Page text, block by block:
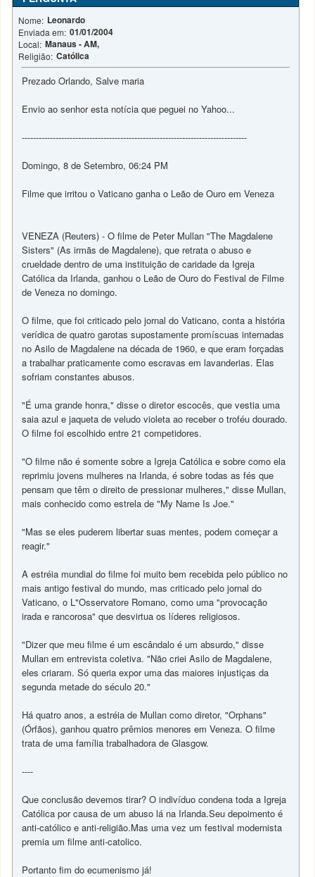
Nome: Leonardo
Enviada em: 01/01/2004
Local: Manaus - AM,
Religião: Católica
Prezado Orlando, Salve maria
Envio ao senhor esta notícia que peguei no Yahoo...
--------------------------------------------------------------------------------
Domingo, 8 de Setembro, 06:24 PM
Filme que irritou o Vaticano ganha o Leão de Ouro em Veneza
VENEZA (Reuters) - O filme de Peter Mullan "The Magdalene
Sisters" (As irmãs de Magdalene), que retrata o abuso e
crueldade dentro de uma instituição de caridade da Igreja
Católica da Irlanda, ganhou o Leão de Ouro do Festival de Filme
de Veneza no domingo.
O filme, que foi criticado pelo jornal do Vaticano, conta a história
verídica de quatro garotas supostamente promíscuas internadas
no Asilo de Magdalene na década de 1960, e que eram forçadas
a trabalhar praticamente como escravas em lavanderias. Elas
sofriam constantes abusos.
"É uma grande honra," disse o diretor escocês, que vestia uma
saia azul e jaqueta de veludo violeta ao receber o troféu dourado.
O filme foi escolhido entre 21 competidores.
"O filme não é somente sobre a Igreja Católica e sobre como ela
reprimiu jovens mulheres na Irlanda, é sobre todas as fés que
pensam que têm o direito de pressionar mulheres," disse Mullan,
mais conhecido como estrela de "My Name Is Joe."
"Mas se eles puderem libertar suas mentes, podem começar a
reagir."
A estréia mundial do filme foi muito bem recebida pelo público no
mais antigo festival do mundo, mas criticado pelo jornal do
Vaticano, o L"Osservatore Romano, como uma "provocação
irada e rancorosa" que desvirtua os líderes religiosos.
"Dizer que meu filme é um escândalo é um absurdo," disse
Mullan em entrevista coletiva. "Não criei Asilo de Magdalene,
eles criaram. Só queria expor uma das maiores injustiças da
segunda metade do século 20."
Há quatro anos, a estréia de Mullan como diretor, "Orphans"
(Órfãos), ganhou quatro prêmios menores em Veneza. O filme
trata de uma família trabalhadora de Glasgow.
----
Que conclusão devemos tirar? O indivíduo condena toda a Igreja
Católica por causa de um abuso lá na Irlanda.Seu depoimento é
anti-católico e anti-religião.Mas uma vez um festival modernista
premia um filme anti-catolico.
Portanto fim do ecumenismo já!